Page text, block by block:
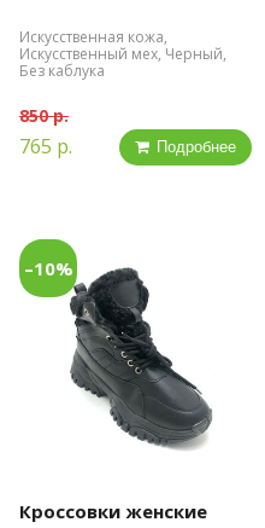
Искусственная кожа,
Искусственный мех, Черный,
Без каблука
850 р.
765 р. Подробнее
–10%
Кроссовки женские